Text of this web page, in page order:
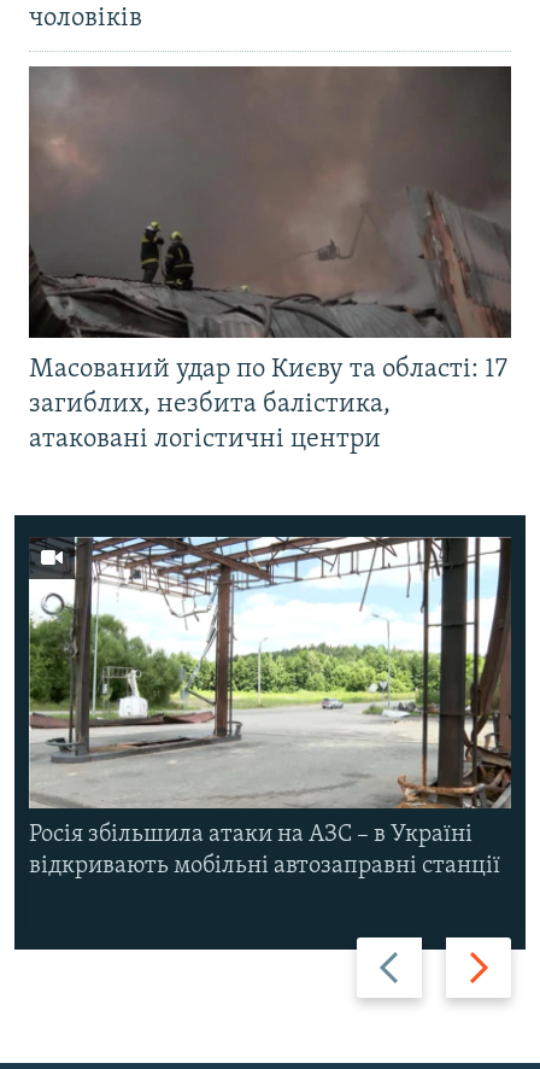
чоловіків
Масований удар по Києву та області: 17
загиблих, незбита балістика,
атаковані логістичні центри
Назад Вперед
Росія збільшила атаки на АЗС – в Україні
відкривають мобільні автозаправні станції